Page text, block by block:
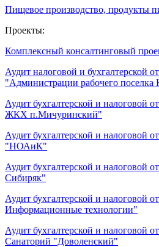
Пищевое производство, продукты
Проекты:
Комплексный консалтинговый
Аудит налоговой и бухгалтерской
"Администрации рабочего поселка
Аудит бухгалтерской и налоговой
ЖКХ п.Мичуринский"
Аудит бухгалтерской и налоговой
"НОАиК"
Аудит бухгалтерской и налоговой
Сибиряк"
Аудит бухгалтерской и налоговой
Информационные технологии"
Аудит бухгалтерской и налоговой
Санаторий "Доволенский"